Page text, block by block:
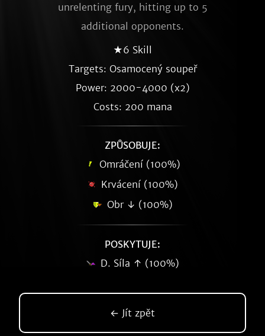
unrelenting fury, hitting up to 5
additional opponents.
★6 Skill
Targets: Osamocený soupeř
Power: 2000-4000 (x2)
Costs: 200 mana
ZPŮSOBUJE:
Omráčení (100%)
Krvácení (100%)
Obr ↓ (100%)
POSKYTUJE:
D. Síla ↑ (100%)
← Jít zpět